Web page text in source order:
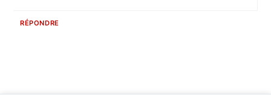
RÉPONDRE